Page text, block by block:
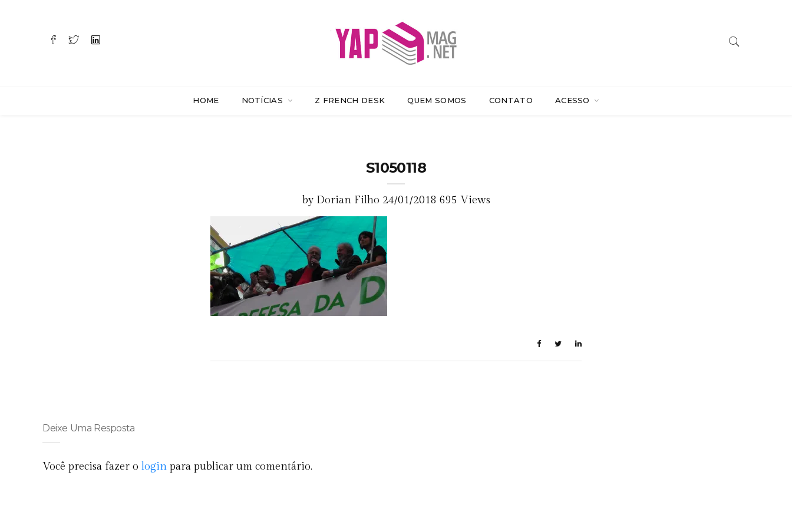
HOME NOTÍCIAS Z FRENCH DESK QUEM SOMOS CONTATO ACESSO
S1050118
by Dorian Filho 24/01/2018 695 Views
Deixe Uma Resposta
Você precisa fazer o login para publicar um comentário.